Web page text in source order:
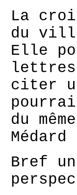
La
du
Elle
lettres
citer
du
Médard
Bref